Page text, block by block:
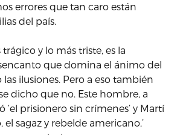
errores que tan caro están
del país.
y lo más triste, es la
que domina el ánimo del
ilusiones. Pero a eso también
dicho que no. Este hombre, a
‘el prisionero sin crímenes’ y Martí
el sagaz y rebelde americano,’